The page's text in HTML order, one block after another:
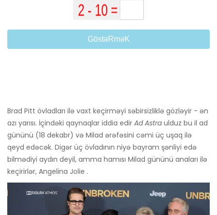
GöstəRməK
Brad Pitt övladları ilə vaxt keçirməyi səbirsizliklə gözləyir - ən
azı yarısı. İçindəki qaynaqlar iddia edir Ad Astra ulduz bu il ad
gününü (18 dekabr) və Milad ərəfəsini cəmi üç uşaq ilə
qeyd edəcək. Digər üç övladının niyə bayram şənliyi edə
bilmədiyi aydın deyil, amma hamısı Milad gününü anaları ilə
keçirirlər, Angelina Jolie .